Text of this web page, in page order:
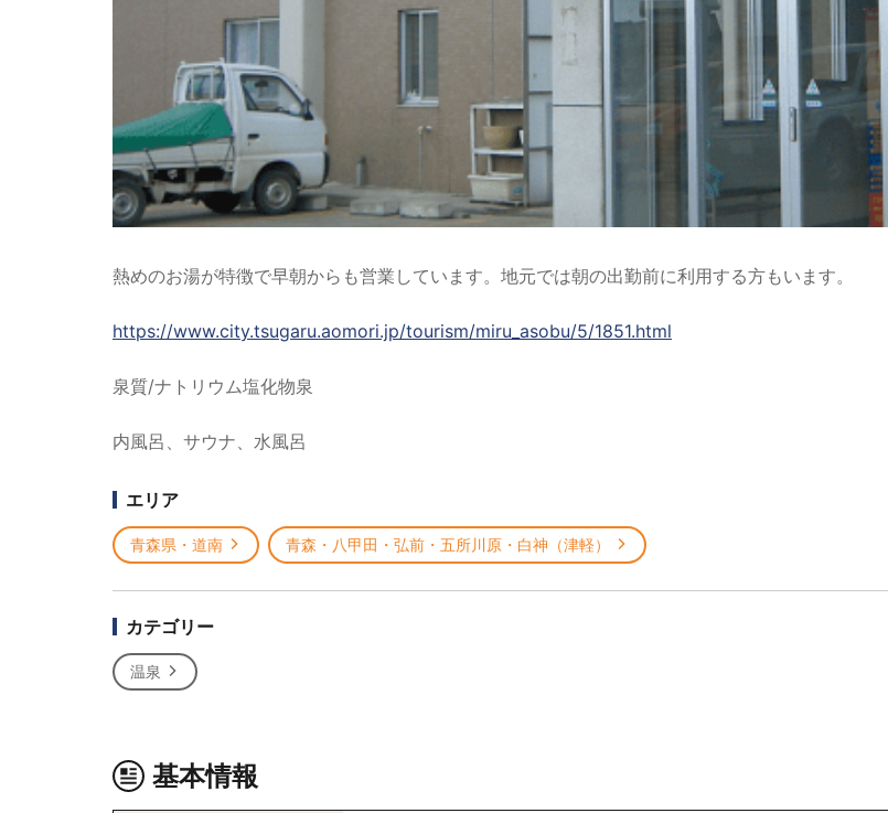
熱めのお湯が特徴で早朝からも営業しています。地元では朝の出勤前に利用する方もいます。
https://www.city.tsugaru.aomori.jp/tourism/miru_asobu/5/1851.html
泉質/ナトリウム塩化物泉
内風呂、サウナ、水風呂
エリア
青森県・道南 青森・八甲田・弘前・五所川原・白神（津軽）
カテゴリー
温泉
基本情報